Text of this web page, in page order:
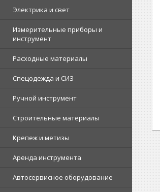
Электрика и свет
Измерительные приборы и
инструмент
Расходные материалы
Спецодежда и СИЗ
Ручной инструмент
Строительные материалы
Крепеж и метизы
Аренда инструмента
Автосервисное оборудование